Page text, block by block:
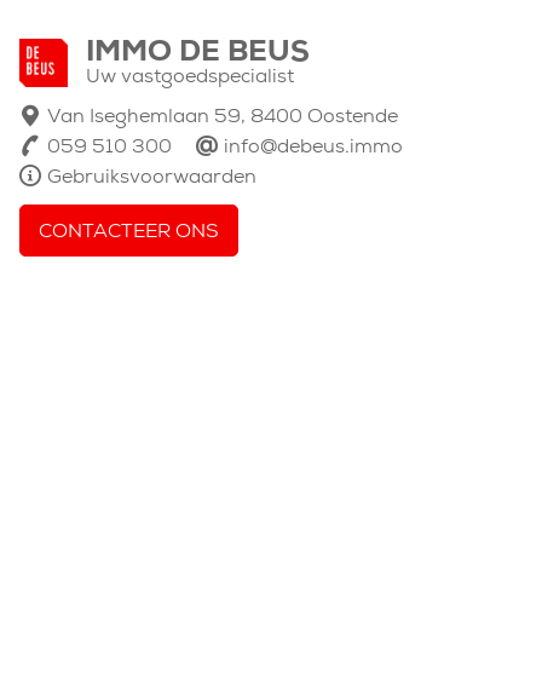
IMMO DE BEUS
Uw vastgoedspecialist
Van Iseghemlaan 59, 8400 Oostende
059 510 300
info@debeus.immo
Gebruiksvoorwaarden
CONTACTEER ONS